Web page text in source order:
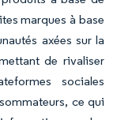
marques à base
axées sur la
de rivaliser
sociales
ce qui